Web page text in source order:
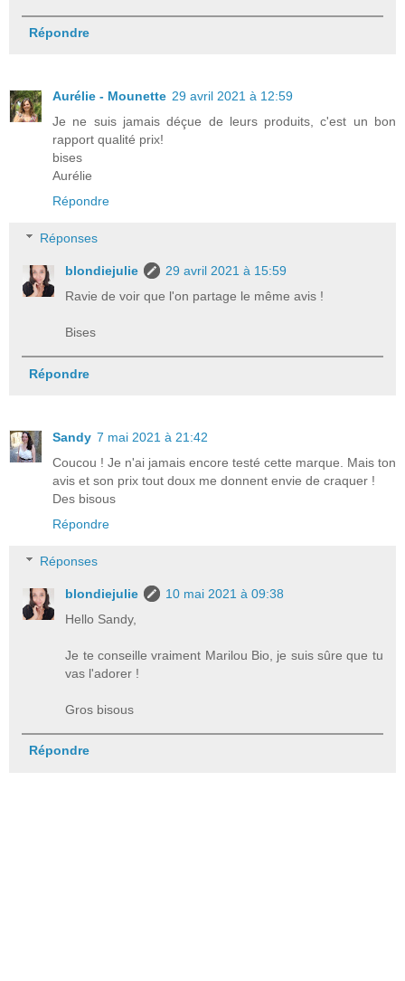
Répondre
Aurélie - Mounette 29 avril 2021 à 12:59
Je ne suis jamais déçue de leurs produits, c'est un bon
rapport qualité prix!
bises
Aurélie
Répondre
Réponses
blondiejulie
29 avril 2021 à 15:59
Ravie de voir que l'on partage le même avis !
Bises
Répondre
Sandy 7 mai 2021 à 21:42
Coucou ! Je n'ai jamais encore testé cette marque. Mais ton
avis et son prix tout doux me donnent envie de craquer !
Des bisous
Répondre
Réponses
blondiejulie
10 mai 2021 à 09:38
Hello Sandy,
Je te conseille vraiment Marilou Bio, je suis sûre que tu
vas l'adorer !
Gros bisous
Répondre